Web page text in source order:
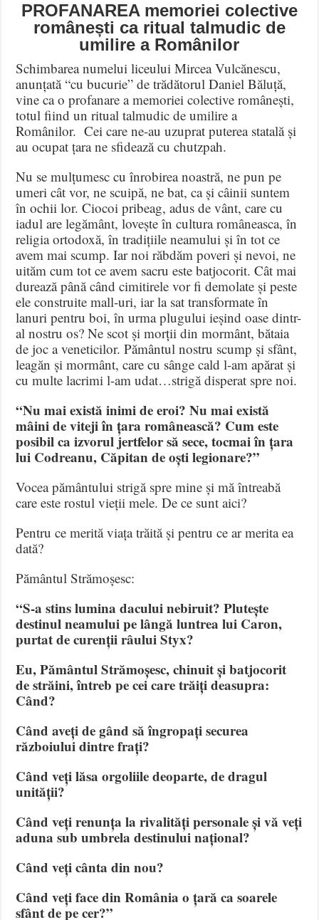
PROFANAREA memoriei colective
românești ca ritual talmudic de
umilire a Românilor
Schimbarea numelui liceului Mircea Vulcănescu,
anunțată “cu bucurie” de trădătorul Daniel Băluță,
vine ca o profanare a memoriei colective românești,
totul fiind un ritual talmudic de umilire a
Românilor. Cei care ne-au uzuprat puterea statală și
au ocupat țara ne sfidează cu chutzpah.
Nu se mulțumesc cu înrobirea noastră, ne pun pe
umeri cât vor, ne scuipă, ne bat, ca și câinii suntem
în ochii lor. Ciocoi pribeag, adus de vânt, care cu
iadul are legământ, lovește în cultura româneasca, în
religia ortodoxă, în tradițiile neamului și în tot ce
avem mai scump. Iar noi răbdăm poveri și nevoi, ne
uităm cum tot ce avem sacru este batjocorit. Cât mai
durează până când cimitirele vor fi demolate și peste
ele construite mall-uri, iar la sat transformate în
lanuri pentru boi, în urma plugului ieșind oase dintr-
al nostru os? Ne scot și morții din mormânt, bătaia
de joc a veneticilor. Pământul nostru scump și sfânt,
leagăn și mormânt, care cu sânge cald l-am apărat și
cu multe lacrimi l-am udat…strigă disperat spre noi.
“Nu mai există inimi de eroi? Nu mai există
mâini de viteji în țara românească? Cum este
posibil ca izvorul jertfelor să sece, tocmai în țara
lui Codreanu, Căpitan de oști legionare?”
Vocea pământului strigă spre mine și mă întreabă
care este rostul vieții mele. De ce sunt aici?
Pentru ce merită viața trăită și pentru ce ar merita ea
dată?
Pământul Strămoșesc:
“S-a stins lumina dacului nebiruit? Plutește
destinul neamului pe lângă luntrea lui Caron,
purtat de curenții râului Styx?
Eu, Pământul Strămoșesc, chinuit și batjocorit
de străini, întreb pe cei care trăiți deasupra:
Când?
Când aveți de gând să îngropați securea
războiului dintre frați?
Când veți lăsa orgoliile deoparte, de dragul
unității?
Când veți renunța la rivalități personale și vă veți
aduna sub umbrela destinului național?
Când veți cânta din nou?
Când veți face din România o țară ca soarele
sfânt de pe cer?”